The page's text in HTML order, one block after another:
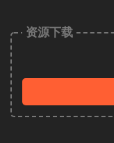
资源下载